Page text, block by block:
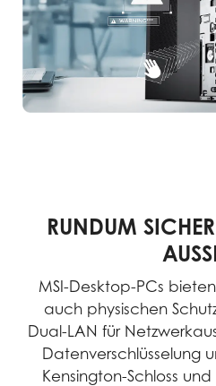
RUNDUM
MSI-Desktop-PCs
auch physischen
Dual-LAN für
Datenverschlüsselung
Kensington-Schloss